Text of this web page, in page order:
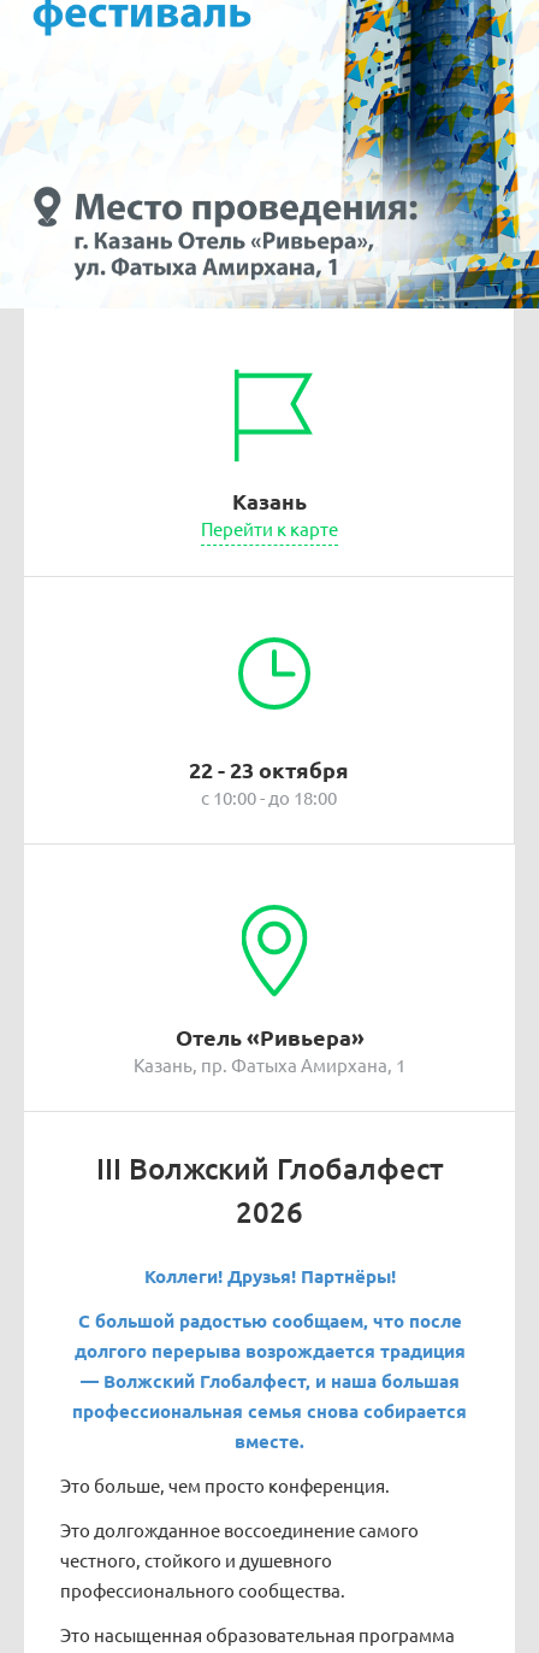
Казань
Перейти к карте
22 - 23 октября
с 10:00 - до 18:00
Отель «Ривьера»
Казань, пр. Фатыха Амирхана, 1
III Волжский Глобалфест
2026
Коллеги! Друзья! Партнёры!
С большой радостью сообщаем, что после
долгого перерыва возрождается традиция
— Волжский Глобалфест, и наша большая
профессиональная семья снова собирается
вместе.
Это больше, чем просто конференция.
Это долгожданное воссоединение самого
честного, стойкого и душевного
профессионального сообщества.
Это насыщенная образовательная программа